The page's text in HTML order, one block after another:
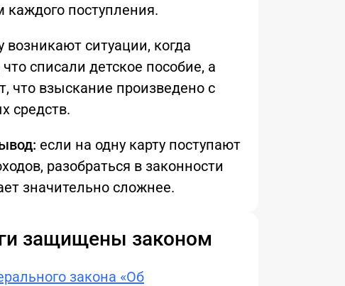
поступления.
ситуации, когда
списали детское пособие, а
что взыскание произведено с
средств.
если на одну карту поступают
разобраться в законности
значительно сложнее.
защищены законом
закона «Об